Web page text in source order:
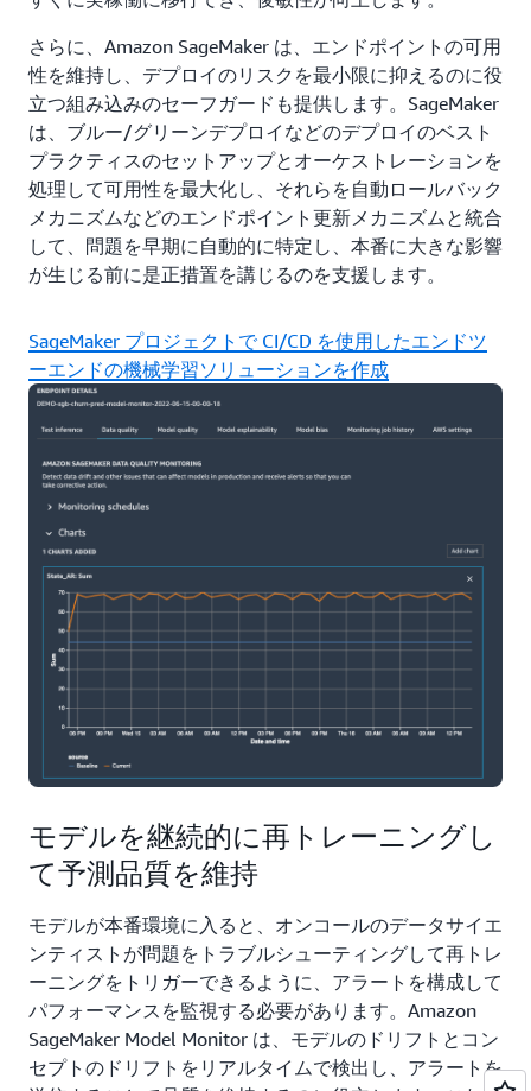
さらに、Amazon SageMaker は、エンドポイントの可用
性を維持し、デプロイのリスクを最小限に抑えるのに役
立つ組み込みのセーフガードも提供します。SageMaker
は、ブルー/グリーンデプロイなどのデプロイのベスト
プラクティスのセットアップとオーケストレーションを
処理して可用性を最大化し、それらを自動ロールバック
メカニズムなどのエンドポイント更新メカニズムと統合
して、問題を早期に自動的に特定し、本番に大きな影響
が生じる前に是正措置を講じるのを支援します。
SageMaker プロジェクトで CI/CD を使用したエンドツ
ーエンドの機械学習ソリューションを作成
モデルを継続的に再トレーニングし
て予測品質を維持
モデルが本番環境に入ると、オンコールのデータサイエ
ンティストが問題をトラブルシューティングして再トレ
ーニングをトリガーできるように、アラートを構成して
パフォーマンスを監視する必要があります。Amazon
SageMaker Model Monitor は、モデルのドリフトとコン
セプトのドリフトをリアルタイムで検出し、アラートを